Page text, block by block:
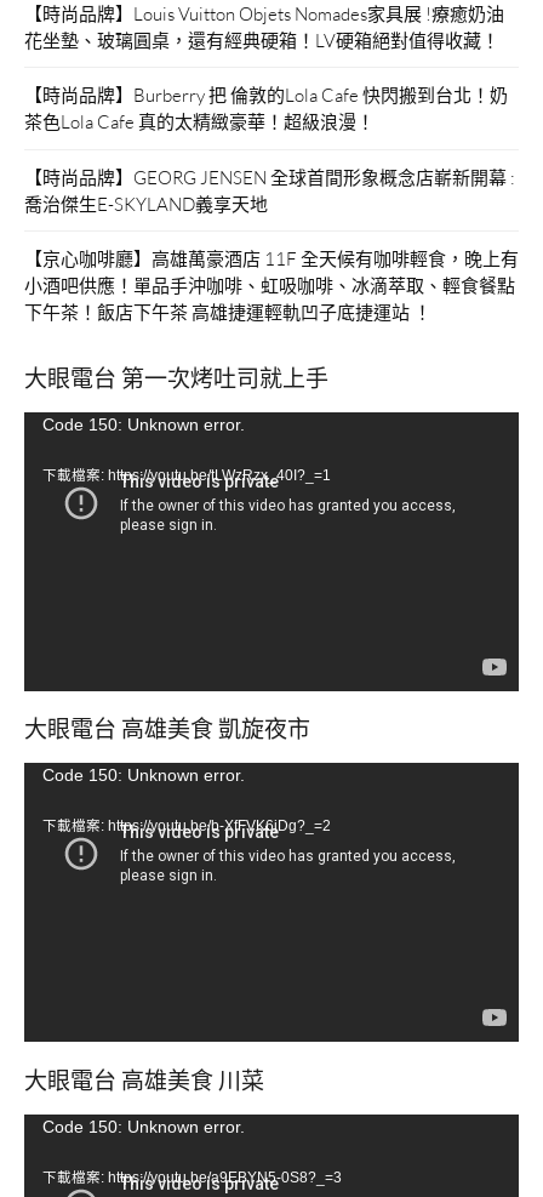
【時尚品牌】Louis Vuitton Objets Nomades家具展 !療癒奶油
花坐墊、玻璃圓桌，還有經典硬箱！LV硬箱絕對值得收藏！
【時尚品牌】Burberry 把 倫敦的Lola Cafe 快閃搬到台北！奶
茶色Lola Cafe 真的太精緻豪華！超級浪漫！
【時尚品牌】GEORG JENSEN 全球首間形象概念店嶄新開幕 :
喬治傑生E-SKYLAND義享天地
【京心咖啡廳】高雄萬豪酒店 11F 全天候有咖啡輕食，晚上有
小酒吧供應！單品手沖咖啡、虹吸咖啡、冰滴萃取、輕食餐點
下午茶！飯店下午茶 高雄捷運輕軌凹子底捷運站 ！
大眼電台 第一次烤吐司就上手
視Code 150: Unknown error.
下載檔案: https://youtu.be/tLWzRzx_40I?_=1
大眼電台 高雄美食 凱旋夜市
視Code 150: Unknown error.
下載檔案: https://youtu.be/b-XfFVK6jDg?_=2
大眼電台 高雄美食 川菜
視Code 150: Unknown error.
下載檔案: https://youtu.be/a9EBYN5-0S8?_=3